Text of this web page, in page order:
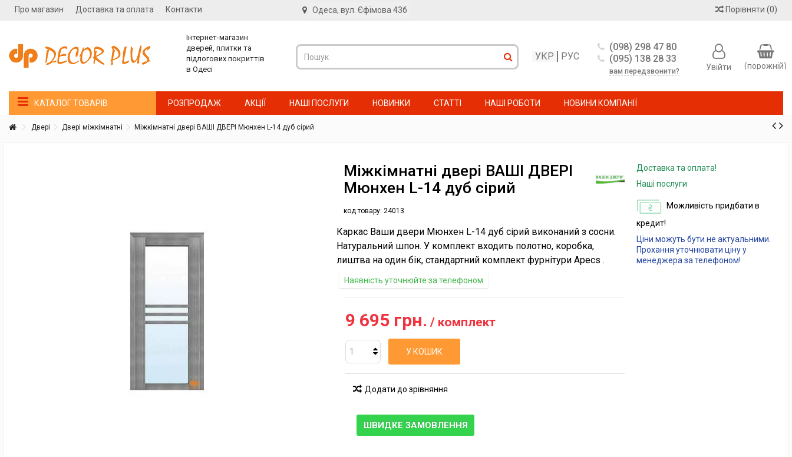
Про магазин Доставка та оплата Контакти Одеса, вул. Єфімова 43б Порівняти (0)
Інтернет-магазин
дверей, плитки та
підлогових покриттів
в Одесі
(порожній)
РУС
УКР
(098) 298 47 80
(095) 138 28 33
вам передзвонити? Увійти
КАТАЛОГ ТОВАРІВ РОЗПРОДАЖ АКЦІЇ НАШІ ПОСЛУГИ НОВИНКИ СТАТТІ НАШІ РОБОТИ НОВИНИ КОМПАНІЇ
Двері Двері міжкімнатні Міжкімнатні двері ВАШІ ДВЕРІ Мюнхен L-14 дуб сірий
Міжкімнатні двері ВАШІ ДВЕРІ
Мюнхен L-14 дуб сірий
код товару: 24013
Каркас Ваши двери Мюнхен L-14 дуб сірий виконаний з сосни.
Натуральний шпон. У комплект входить полотно, коробка,
лиштва на один бік, стандартний комплект фурнітури Apecs .
Наявність уточнюйте за телефоном
9 695 грн. / комплект
У КОШИК
Додати до зрівняння
ШВИДКЕ ЗАМОВЛЕННЯ
Доставка та оплата!
Наші послуги
Можливість придбати в
кредит!
Ціни можуть бути не актуальними.
Прохання уточнювати ціну у
менеджера за телефоном!